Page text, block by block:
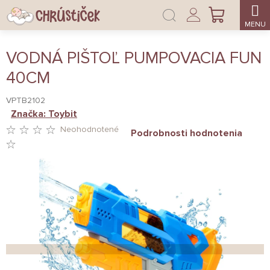
Prejsť
na
obsah
NÁKUPNÝ
Prihlásenie
VODNÁ PIŠTOĽ PUMPOVACIA FUN
40CM
VPTB2102
HODNOTENIE
PRODUKTU
HVIEZDIČIEK.
Neohodnotené Podrobnosti hodnotenia
Značka: Toybit